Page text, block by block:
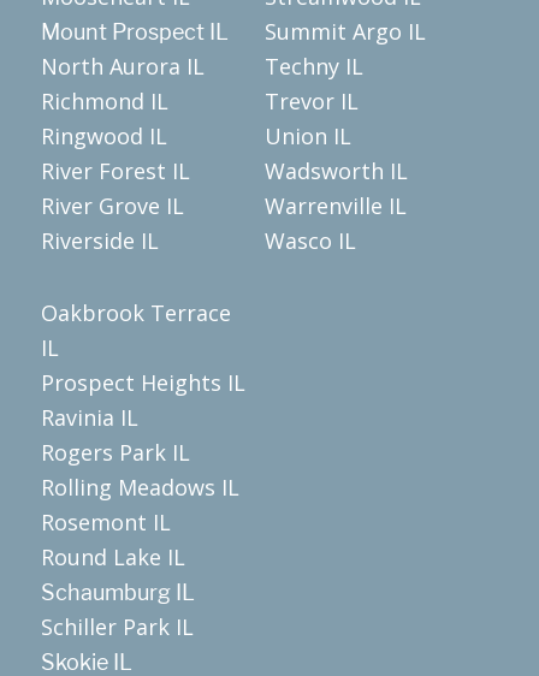
Mount Prospect IL
North Aurora IL
Richmond IL
Ringwood IL
River Forest IL
River Grove IL
Riverside IL
Summit Argo IL
Techny IL
Trevor IL
Union IL
Wadsworth IL
Warrenville IL
Wasco IL
Oakbrook Terrace
IL
Prospect Heights IL
Ravinia IL
Rogers Park IL
Rolling Meadows IL
Rosemont IL
Round Lake IL
Schaumburg IL
Schiller Park IL
Skokie IL